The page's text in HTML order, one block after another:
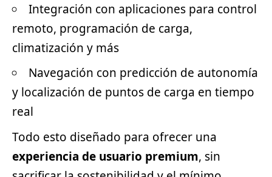
Integración con aplicaciones para control
remoto, programación de carga,
climatización y más
Navegación con predicción de autonomía
y localización de puntos de carga en tiempo
real
Todo esto diseñado para ofrecer una
experiencia de usuario premium, sin